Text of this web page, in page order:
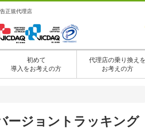
正規代理店
初めて
導入をお考えの方
代理店の乗り換え
お考えの方
ージョントラッキング